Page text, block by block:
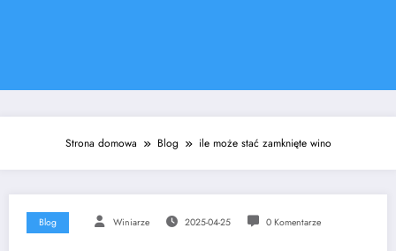
Strona domowa Blog ile może stać zamknięte wino
Blog Winiarze 2025-04-25 0 Komentarze